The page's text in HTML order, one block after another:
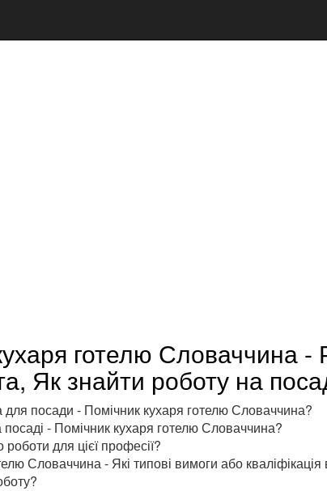
готелю Словаччина -
Як знайти роботу на
для посади - Помічник кухаря готелю Словаччина?
- Помічник кухаря готелю Словаччина?
для цієї професії?
Словаччина - Які типові вимоги або кваліфікація